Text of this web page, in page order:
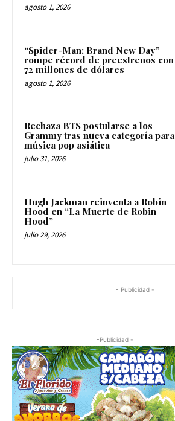
agosto 1, 2026
“Spider-Man: Brand New Day”
rompe récord de preestrenos con
72 millones de dólares
agosto 1, 2026
Rechaza BTS postularse a los
Grammy tras nueva categoría para
música pop asiática
julio 31, 2026
Hugh Jackman reinventa a Robin
Hood en “La Muerte de Robin
Hood”
julio 29, 2026
- Publicidad -
-Publicidad -